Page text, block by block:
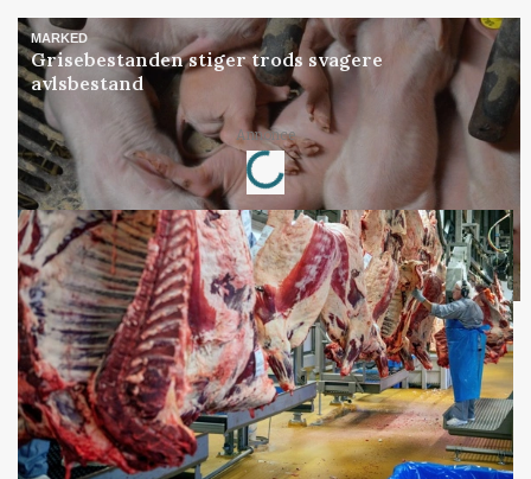
MARKED
Grisebestanden stiger trods svagere
avlsbestand
Annonce
Loading...